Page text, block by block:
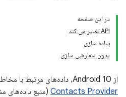
در این صفحه
API تغییر می کند
پیاده سازی
بدون سفارشی سازی
از Android 10، داده‌های مرتبط با مخاطبین که توسط مؤلفه
Contacts Provider (منبع داده‌های